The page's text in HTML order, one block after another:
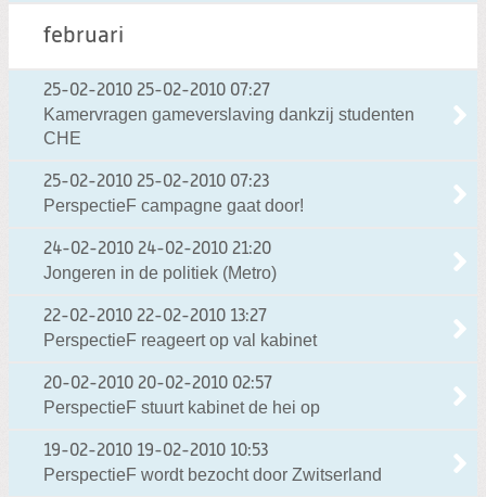
februari
25-02-2010 25-02-2010 07:27
Kamervragen gameverslaving dankzij studenten
CHE
25-02-2010 25-02-2010 07:23
PerspectieF campagne gaat door!
24-02-2010 24-02-2010 21:20
Jongeren in de politiek (Metro)
22-02-2010 22-02-2010 13:27
PerspectieF reageert op val kabinet
20-02-2010 20-02-2010 02:57
PerspectieF stuurt kabinet de hei op
19-02-2010 19-02-2010 10:53
PerspectieF wordt bezocht door Zwitserland